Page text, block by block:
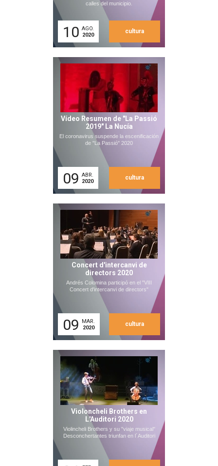
calles del municipio.
10 AGO.
2020
cultura
Vídeo Resumen de "La Passió
2019" La Nucía
El coronavirus suspende la escenificación
de "La Passió" 2020
09 ABR.
2020
cultura
Concert d'intercanvi de
directors 2020
Andrés Colomina participó en el "VIII
Concert d'intercanvi de directors"
09
MAR.
2020
cultura
Violoncheli Brothers en
L'Auditori 2020
Violincheli Brothers y su "viaje musical"
Desconchertantes triunfan en l´Auditori